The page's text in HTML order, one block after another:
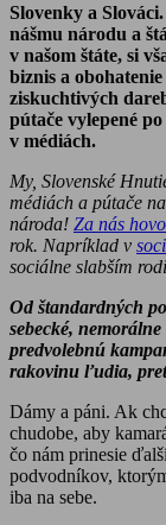
Slovenky a
nášmu národu a
v našom štáte, si
biznis a
ziskuchtivých
pútače vylepené
v médiách.
My, Slovenské
médiách a pútače
národa! Za nás
rok. Napríklad v
sociálne slabším
Od štandardných
sebecké,
predvolebnú
rakovinu ľudia,
Dámy a páni. Ak
chudobe, aby
čo nám prinesie
podvodníkov,
iba na sebe.